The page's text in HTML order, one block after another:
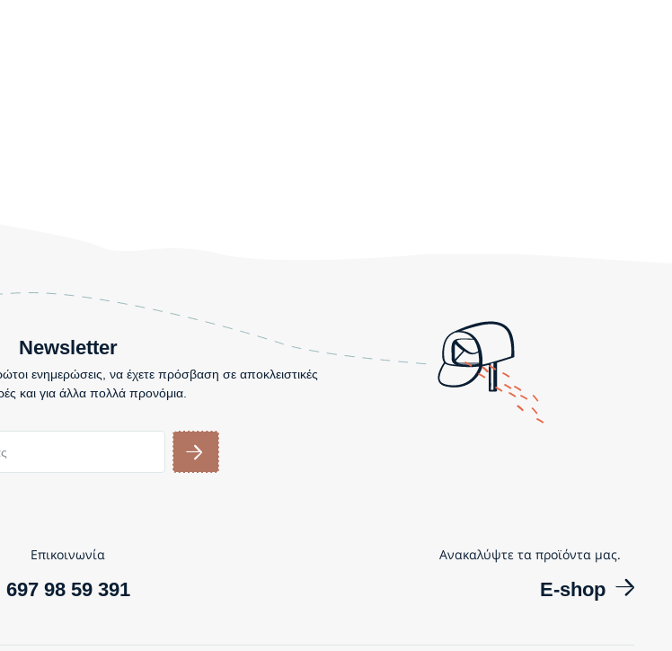
Newsletter
ενημερώσεις, να έχετε πρόσβαση σε αποκλειστικές
και για άλλα πολλά προνόμια.
Επικοινωνία
697 98 59 391
Ανακαλύψτε τα προϊόντα μας.
E-shop